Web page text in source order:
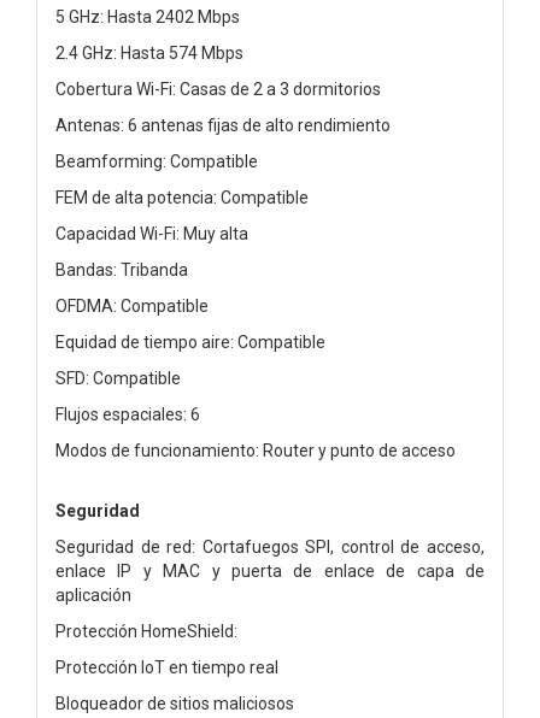
5 GHz: Hasta 2402 Mbps
2.4 GHz: Hasta 574 Mbps
Cobertura Wi-Fi: Casas de 2 a 3 dormitorios
Antenas: 6 antenas fijas de alto rendimiento
Beamforming: Compatible
FEM de alta potencia: Compatible
Capacidad Wi-Fi: Muy alta
Bandas: Tribanda
OFDMA: Compatible
Equidad de tiempo aire: Compatible
SFD: Compatible
Flujos espaciales: 6
Modos de funcionamiento: Router y punto de acceso
Seguridad
Seguridad de red: Cortafuegos SPI, control de acceso,
enlace IP y MAC y puerta de enlace de capa de
aplicación
Protección HomeShield:
Protección IoT en tiempo real
Bloqueador de sitios maliciosos